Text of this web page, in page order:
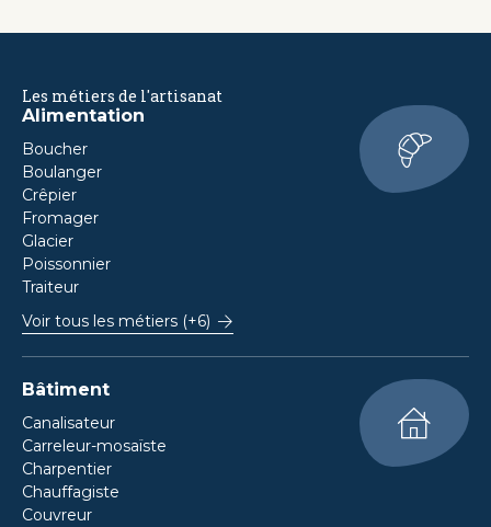
Les métiers de l'artisanat
Alimentation
Boucher
Boulanger
Crêpier
Fromager
Glacier
Poissonnier
Traiteur
Voir tous les métiers (+6)
Bâtiment
Canalisateur
Carreleur-mosaïste
Charpentier
Chauffagiste
Couvreur